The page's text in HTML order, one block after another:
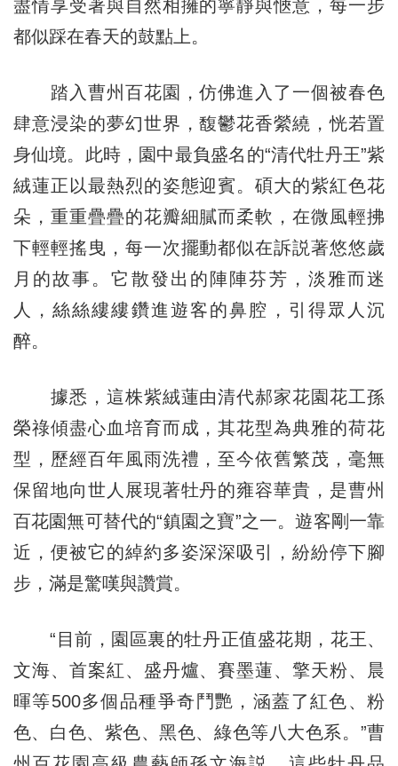
盡情享受著與自然相擁的寧靜與愜意，每一步
都似踩在春天的鼓點上。
踏入曹州百花園，仿佛進入了一個被春色
肆意浸染的夢幻世界，馥鬱花香縈繞，恍若置
身仙境。此時，園中最負盛名的“清代牡丹王”紫
絨蓮正以最熱烈的姿態迎賓。碩大的紫紅色花
朵，重重疊疊的花瓣細膩而柔軟，在微風輕拂
下輕輕搖曳，每一次擺動都似在訴説著悠悠歲
月的故事。它散發出的陣陣芬芳，淡雅而迷
人，絲絲縷縷鑽進遊客的鼻腔，引得眾人沉
醉。
據悉，這株紫絨蓮由清代郝家花園花工孫
榮祿傾盡心血培育而成，其花型為典雅的荷花
型，歷經百年風雨洗禮，至今依舊繁茂，毫無
保留地向世人展現著牡丹的雍容華貴，是曹州
百花園無可替代的“鎮園之寶”之一。遊客剛一靠
近，便被它的綽約多姿深深吸引，紛紛停下腳
步，滿是驚嘆與讚賞。
“目前，園區裏的牡丹正值盛花期，花王、
文海、首案紅、盛丹爐、賽墨蓮、擎天粉、晨
暉等500多個品種爭奇鬥艷，涵蓋了紅色、粉
色、白色、紫色、黑色、綠色等八大色系。”曹